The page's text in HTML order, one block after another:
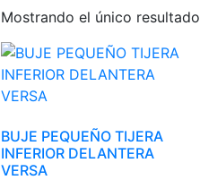
Mostrando el único resultado
BUJE PEQUEÑO TIJERA
INFERIOR DELANTERA
VERSA